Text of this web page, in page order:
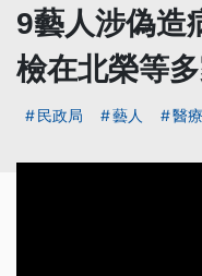
9藝人涉偽造
檢在北榮等
民政局 藝人 醫